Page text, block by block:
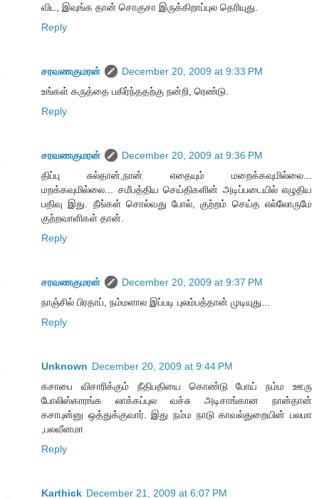
விட, இவுங்க தான் சொகுசா இருக்கிறாப்புல தெரியுது.
Reply
சரவணகுமரன்
December 20, 2009 at 9:33 PM
உங்கள் கருத்தை பகிர்ந்ததற்கு நன்றி, ரெண்டு.
Reply
சரவணகுமரன்
December 20, 2009 at 9:36 PM
திப்பு சுல்தான்,நான் எதையும் மறைக்கவுமில்லை...
மறக்கவுமில்லை... சமீபத்திய செய்திகளின் அடிப்படையில் எழுதிய
பதிவு இது. நீங்கள் சொல்வது போல், குற்றம் செய்த எல்லோருமே
குற்றவாளிகள் தான்.
Reply
சரவணகுமரன்
December 20, 2009 at 9:37 PM
நாஞ்சில் பிரதாப், நம்மளால இப்படி புலம்பத்தான் முடியுது...
Reply
Unknown December 20, 2009 at 9:44 PM
கசாபை விசாரிக்கும் நீதிபதியை கொண்டு போய் நம்ம ஊரு
போலிஸ்காரங்க லாக்கப்புல வச்சு அடிசாங்கான நான்தான்
கசாபுன்னு ஒத்துக்குவார். இது நம்ம நாடு காவல்துறையின் பலமா
,பலவீனமா
Reply
Karthick December 21, 2009 at 6:07 PM